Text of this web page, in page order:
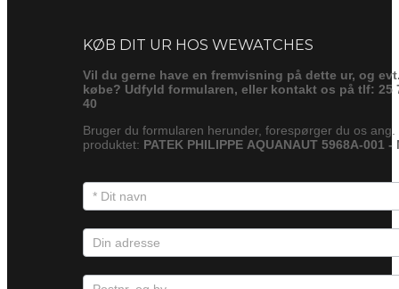
KØB DIT UR HOS WEWATCHES
Vil du gerne have en fremvisning på dette ur, og
købe? Udfyld formularen, eller kontakt os på tlf: 25
40
Bruger du formularen herunder, forespørger du os ang.
produktet: PATEK PHILIPPE AQUANAUT 5968A-001 -